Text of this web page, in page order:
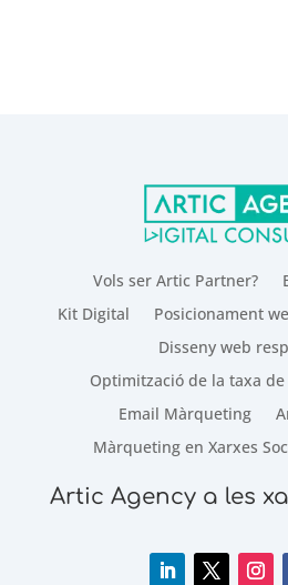
Vols ser Artic Partner?
Kit Digital
Posicionament
Disseny web
Optimització de la taxa de
Email Màrqueting
Màrqueting en Xarxes
Artic Agency a les